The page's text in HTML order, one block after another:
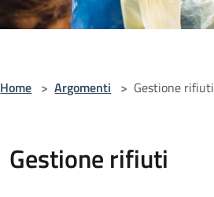
Home > Argomenti > Gestione rifiuti
Gestione rifiuti